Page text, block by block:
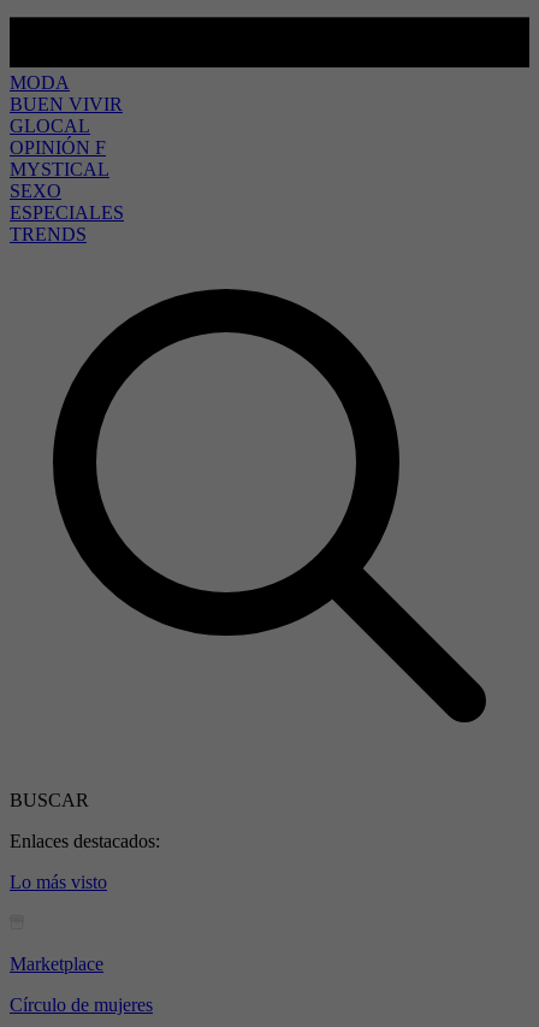
MODA
BUEN VIVIR
GLOCAL
OPINIÓN F
MYSTICAL
SEXO
ESPECIALES
TRENDS
BUSCAR
Enlaces destacados:
Lo más visto
Marketplace
Círculo de mujeres